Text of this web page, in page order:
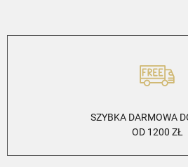
SZYBKA DARMOWA
OD 1200 ZŁ